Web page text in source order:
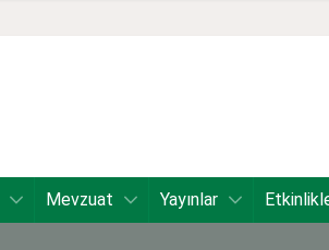
Mevzuat Yayınlar